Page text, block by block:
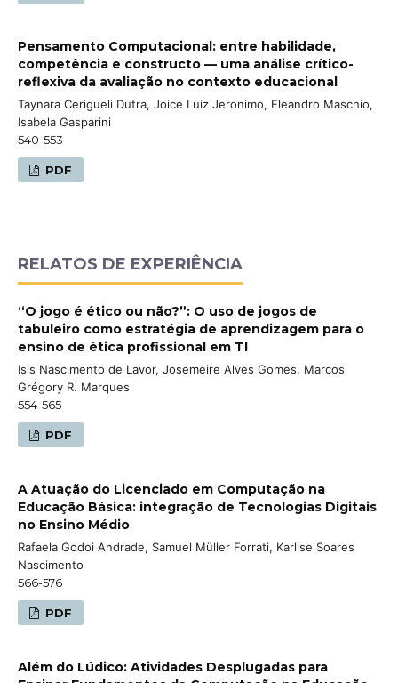
Pensamento Computacional: entre habilidade,
competência e constructo — uma análise crítico-
reflexiva da avaliação no contexto educacional
Taynara Cerigueli Dutra, Joice Luiz Jeronimo, Eleandro Maschio,
Isabela Gasparini
540-553
PDF
RELATOS DE EXPERIÊNCIA
“O jogo é ético ou não?”: O uso de jogos de
tabuleiro como estratégia de aprendizagem para o
ensino de ética profissional em TI
Isis Nascimento de Lavor, Josemeire Alves Gomes, Marcos
Grégory R. Marques
554-565
PDF
A Atuação do Licenciado em Computação na
Educação Básica: integração de Tecnologias Digitais
no Ensino Médio
Rafaela Godoi Andrade, Samuel Müller Forrati, Karlise Soares
Nascimento
566-576
PDF
Além do Lúdico: Atividades Desplugadas para